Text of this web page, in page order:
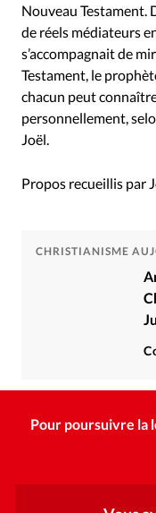
Nouveau Testament.
de réels médiateurs
s’accompagnait de
Testament, le
chacun peut
personnellement,
Joël.
Propos recueillis par
CHRISTIANISME
Pour poursuivre la